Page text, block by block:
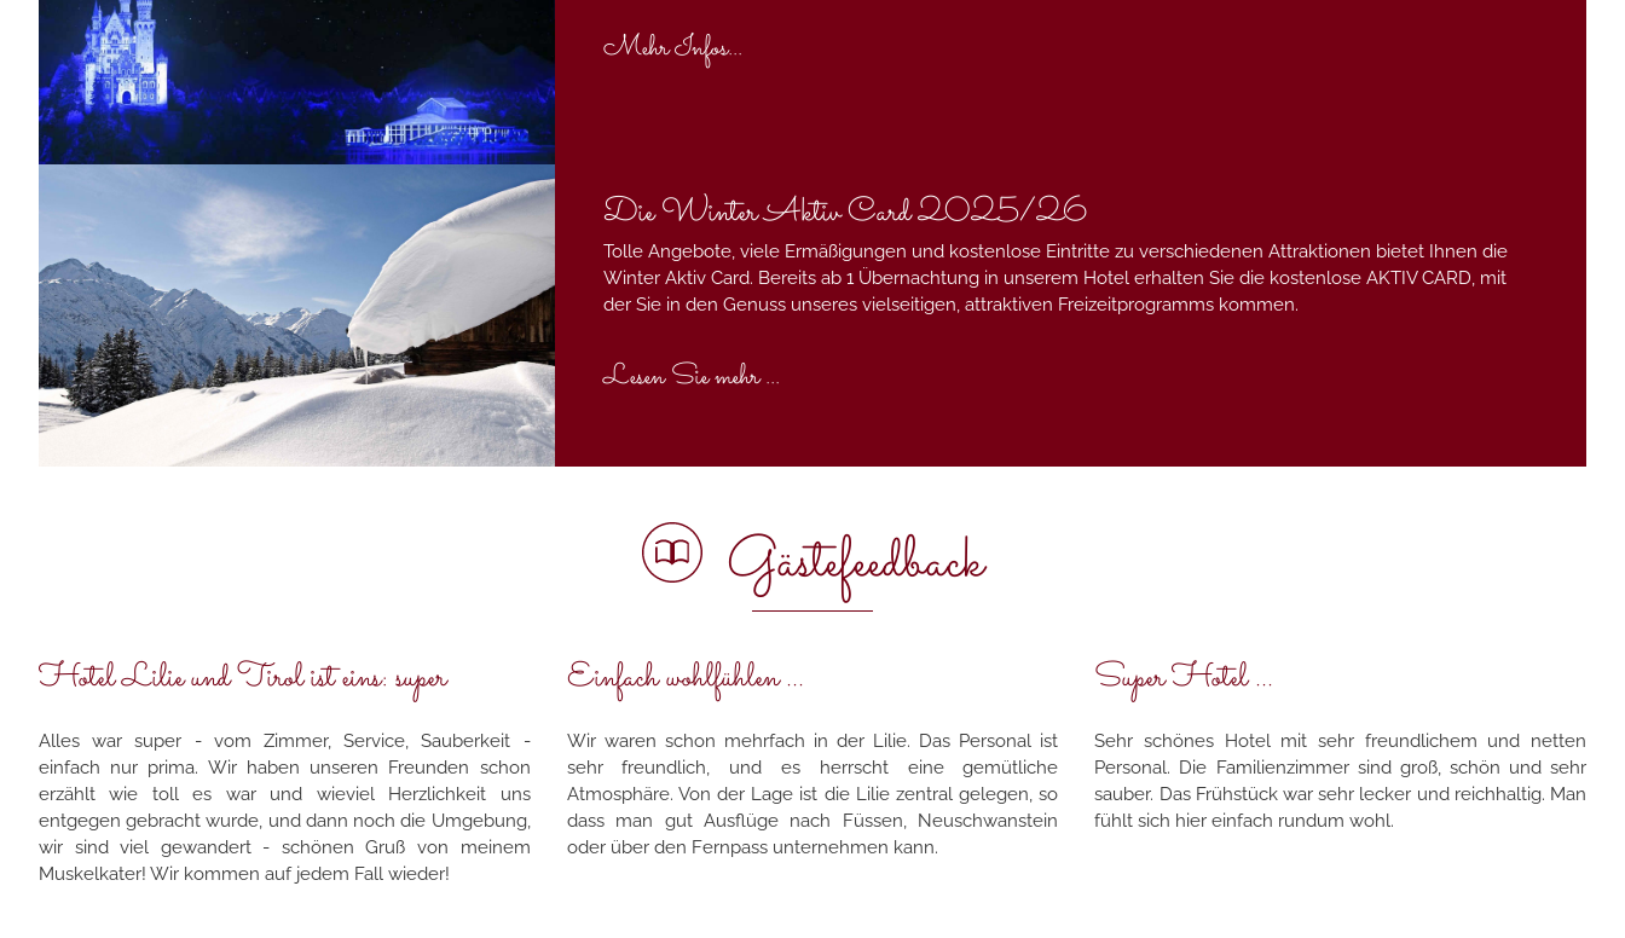
Mehr Infos...
Die Winter Aktiv Card 2025/26
Tolle Angebote, viele Ermäßigungen und kostenlose Eintritte zu verschiedenen Attraktionen bietet Ihnen die
Winter Aktiv Card. Bereits ab 1 Übernachtung in unserem Hotel erhalten Sie die kostenlose AKTIV CARD, mit
der Sie in den Genuss unseres vielseitigen, attraktiven Freizeitprogramms kommen.
Lesen Sie mehr ...
Gästefeedback
Hotel Lilie und Tirol ist eins: super
Alles war super - vom Zimmer, Service, Sauberkeit -
einfach nur prima. Wir haben unseren Freunden schon
erzählt wie toll es war und wieviel Herzlichkeit uns
entgegen gebracht wurde, und dann noch die Umgebung,
wir sind viel gewandert - schönen Gruß von meinem
Muskelkater! Wir kommen auf jedem Fall wieder!
Einfach wohlfühlen ...
Wir waren schon mehrfach in der Lilie. Das Personal ist
sehr freundlich, und es herrscht eine gemütliche
Atmosphäre. Von der Lage ist die Lilie zentral gelegen, so
dass man gut Ausflüge nach Füssen, Neuschwanstein
oder über den Fernpass unternehmen kann.
Super Hotel ...
Sehr schönes Hotel mit sehr freundlichem und netten
Personal. Die Familienzimmer sind groß, schön und sehr
sauber. Das Frühstück war sehr lecker und reichhaltig. Man
fühlt sich hier einfach rundum wohl.